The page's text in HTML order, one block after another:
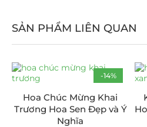
SẢN PHẨM LIÊN QUAN
-14%
Hoa Chúc Mừng Khai
Trương Hoa Sen Đẹp và Ý
Nghĩa